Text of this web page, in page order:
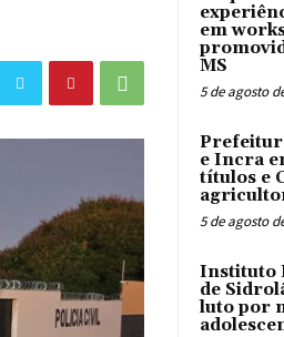
em
MS
5 de agosto
e Incra
títulos e
5 de agosto
Instituto
de
luto por